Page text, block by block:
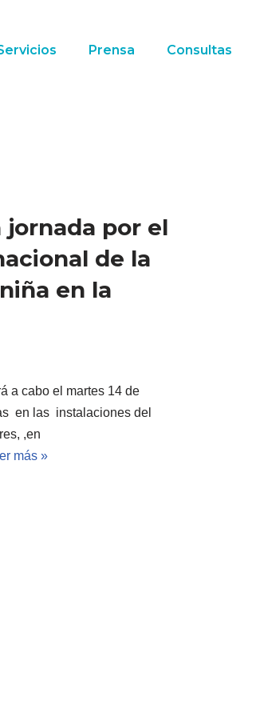
Prensa Consultas
jornada por el
de la
en la
a cabo el martes 14 de
en las instalaciones del
,en
más »